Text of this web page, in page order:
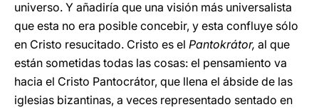
universo. Y añadiría que una visión más universalista
que esta no era posible concebir, y esta confluye sólo
en Cristo resucitado. Cristo es el Pantokrátor, al que
están sometidas todas las cosas: el pensamiento va
hacia el Cristo Pantocrátor, que llena el ábside de las
iglesias bizantinas, a veces representado sentado en